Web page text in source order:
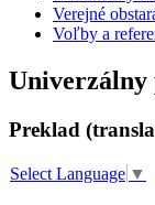
Verejné
Voľby a
Univerzálny
Preklad
Select Language ▼